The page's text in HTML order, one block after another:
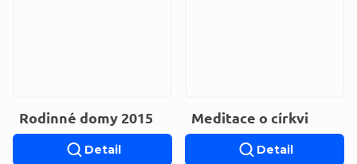
Rodinné domy 2015
Detail
Meditace o církvi
Detail